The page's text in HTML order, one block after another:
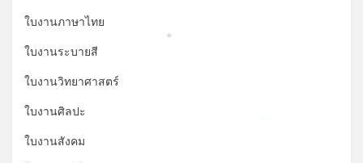
ใบงานภาษาไทย
ใบงานระบายสี
ใบงานวิทยาศาสตร์
ใบงานศิลปะ
ใบงานสังคม